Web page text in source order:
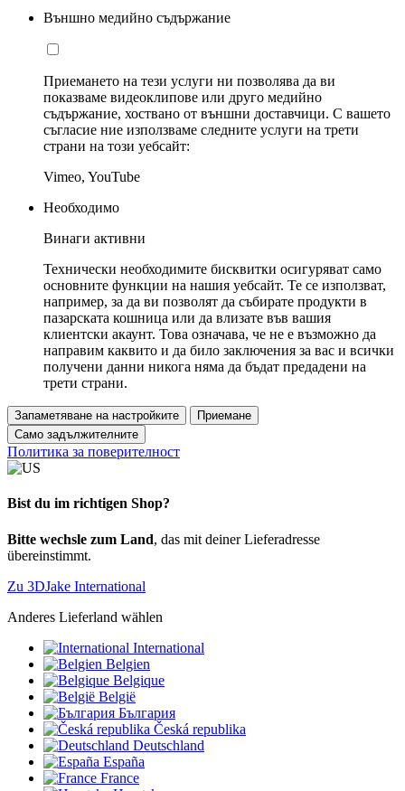
Външно медийно съдържание
Приемането на тези услуги ни позволява да ви
показваме видеоклипове или друго медийно
съдържание, хоствано от външни доставчици. С вашето
съгласие ние използваме следните услуги на трети
страни на този уебсайт:
Vimeo, YouTube
Необходимо
Винаги активни
Технически необходимите бисквитки осигуряват само
основните функции на нашия уебсайт. Те се използват,
например, за да ви позволят да събирате продукти в
пазарската кошница или да влизате във вашия
клиентски акаунт. Това означава, че не е възможно да
направим каквито и да било заключения за вас и всички
получени данни никога няма да бъдат предадени на
трети страни.
Запаметяване на настройките
Приемане
Само задължителните
Политика за поверителност
Bist du im richtigen Shop?
Bitte wechsle zum Land, das mit deiner Lieferadresse
übereinstimmt.
Zu 3DJake International
Anderes Lieferland wählen
International
Belgien
Belgique
België
България
Česká republika
Deutschland
España
France